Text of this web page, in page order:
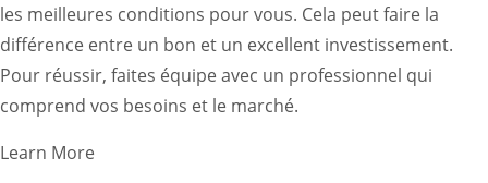
les meilleures conditions pour vous. Cela peut faire la
différence entre un bon et un excellent investissement.
Pour réussir, faites équipe avec un professionnel qui
comprend vos besoins et le marché.
Learn More